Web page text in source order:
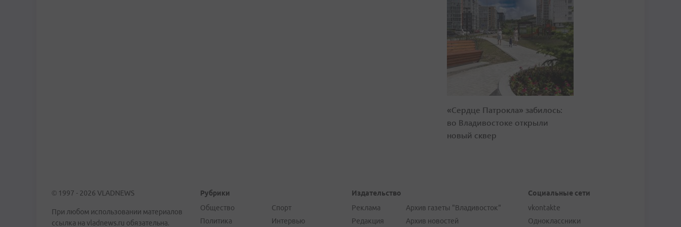
«Сердце Патрокла» забилось:
во Владивостоке открыли
новый сквер
© 1997 - 2026 VLADNEWS
При любом использовании материалов
ссылка на vladnews.ru обязательна.
Рубрики
Общество
Политика
Спорт
Интервью
Издательство
Реклама
Редакция
Архив газеты "Владивосток"
Архив новостей
Социальные сети
vkontakte
Одноклассники